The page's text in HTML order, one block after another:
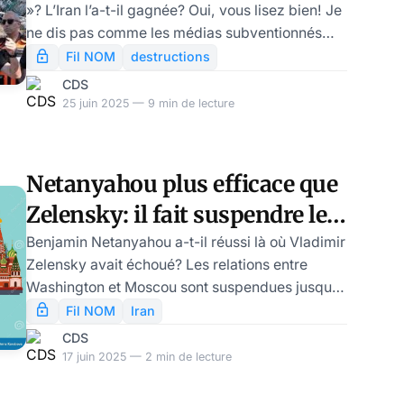
»? L’Iran l’a-t-il gagnée? Oui, vous lisez bien! Je
ne dis pas comme les médias subventionnés
français qu’Israël a gagné cette guerre. En
m’appuyant sur les meilleurs experts militaires
du moment, je pense que l’éventail des
de vue français. Nous avons un gouvernement
qui a oscillé, depuis deux semaines, entr
Fil NOM
destructions
CDS
25 juin 2025 — 9 min de lecture
Netanyahou plus efficace que
Zelensky: il fait suspendre les
négociations entre
Washington et Moscou
Benjamin Netanyahou a-t-il réussi là où Vladimir
Zelensky avait échoué? Les relations entre
Washington et Moscou sont suspendues jusqu’à
nouvel ordre. Vladimir Poutine avait pourtant
appelé le président américain samedi 14 juin
pour lui souhaiter un bon anniversaire. Mais ces
Fil NOM
Iran
CDS
17 juin 2025 — 2 min de lecture